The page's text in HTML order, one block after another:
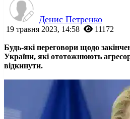
Денис Петренко
19 травня 2023, 14:58 11172
Будь-які переговори щодо
України, які ототожнюють
відкинути.